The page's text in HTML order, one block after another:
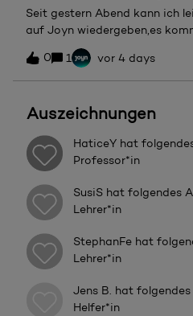
Seit gestern Abend kann ich
auf Joyn wiedergeben,es
Fehlermeldung. Ich dachte
wieder, aber leider kein Erfolg!
geschaut ob ich die App
0 1 vor 4 days
Auszeichnungen
HaticeY hat
Professor*in
SusiS hat folgendes
Lehrer*in
StephanFe hat
Lehrer*in
Jens B. hat folgendes
Helfer*in